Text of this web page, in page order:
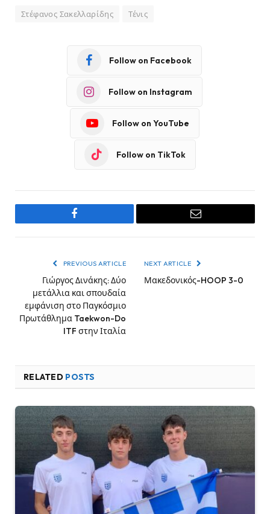
Στέφανος Σακελλαρίδης Τένις
Follow on Facebook
Follow on Instagram
Follow on YouTube
Follow on TikTok
Facebook Email
PREVIOUS ARTICLE
Γιώργος Δινάκης: Δύο
μετάλλια και σπουδαία
εμφάνιση στο Παγκόσμιο
Πρωτάθλημα Taekwon-Do
ITF στην Ιταλία
NEXT ARTICLE
Μακεδονικός-HOOP 3-0
RELATED POSTS